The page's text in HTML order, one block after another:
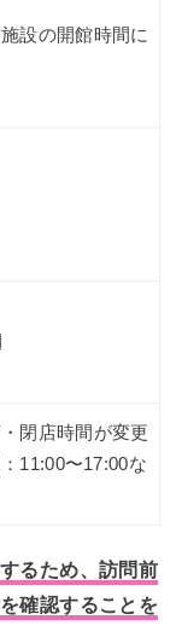
設の開館時間に
閉店時間が変更
11:00〜17:00な
るため、訪問前
確認することを